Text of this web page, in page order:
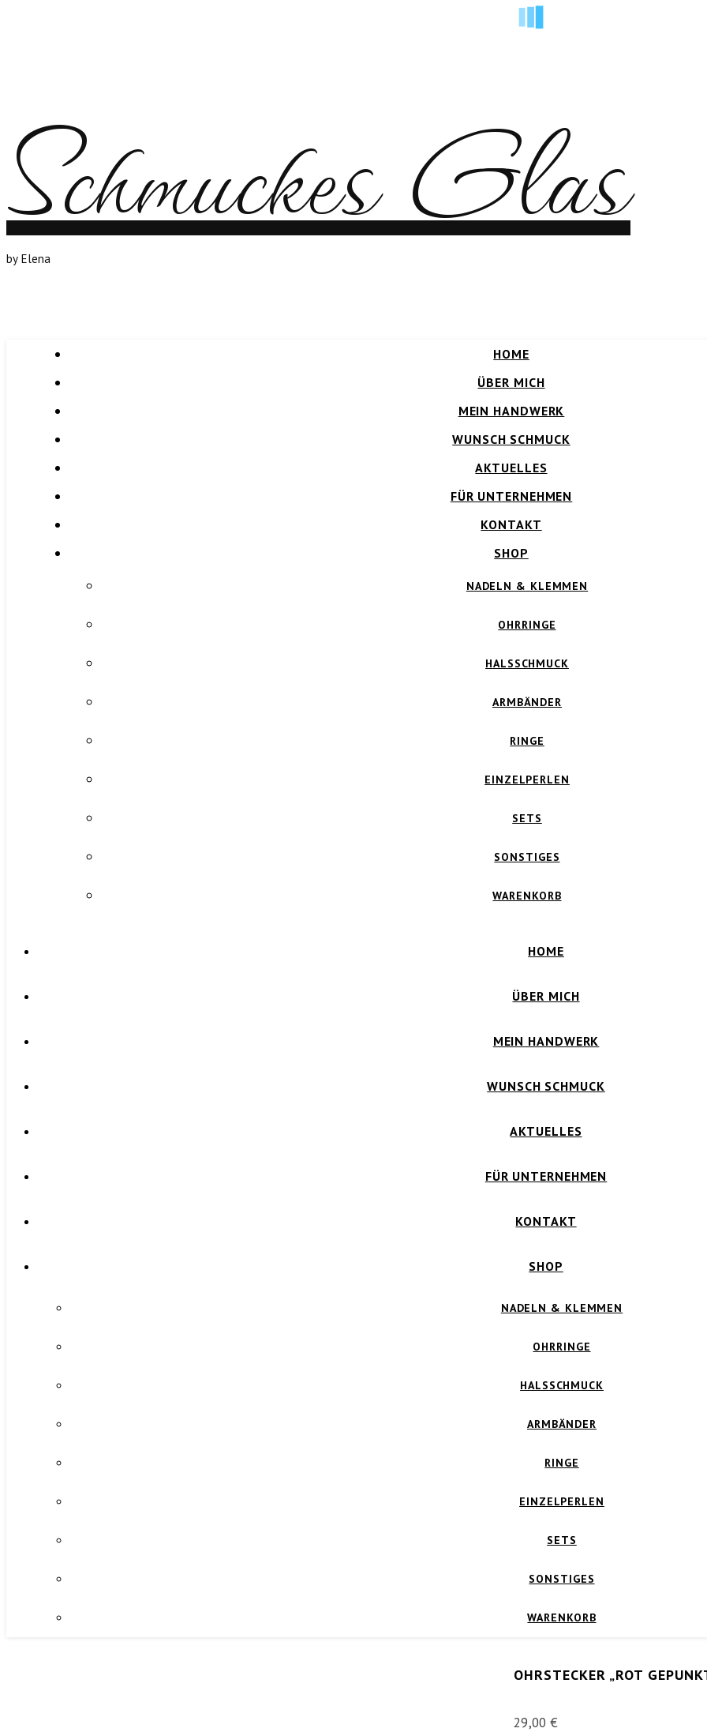
Schmuckes Glas
by Elena
HOME
ÜBER MICH
MEIN HANDWERK
WUNSCH SCHMUCK
AKTUELLES
FÜR UNTERNEHMEN
KONTAKT
SHOP
NADELN & KLEMMEN
OHRRINGE
HALSSCHMUCK
ARMBÄNDER
RINGE
EINZELPERLEN
SETS
SONSTIGES
WARENKORB
HOME
ÜBER MICH
MEIN HANDWERK
WUNSCH SCHMUCK
AKTUELLES
FÜR UNTERNEHMEN
KONTAKT
SHOP
NADELN & KLEMMEN
OHRRINGE
HALSSCHMUCK
ARMBÄNDER
RINGE
EINZELPERLEN
SETS
SONSTIGES
WARENKORB
OHRSTECKER „ROT
29,00€